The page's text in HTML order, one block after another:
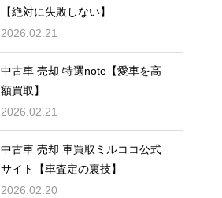
【絶対に失敗しない】
2026.02.21
中古車 売却 特選note【愛車を高
額買取】
2026.02.21
中古車 売却 車買取ミルココ公式
サイト【車査定の裏技】
2026.02.20